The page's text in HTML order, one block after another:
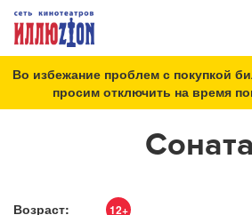
Во избежание проблем с покупкой
просим отключить на время
Соната
Возраст: 12+